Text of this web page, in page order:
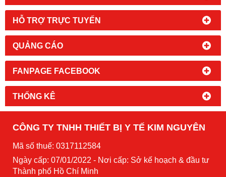
HỖ TRỢ TRỰC TUYẾN
QUẢNG CÁO
FANPAGE FACEBOOK
THỐNG KÊ
CÔNG TY TNHH THIẾT BỊ Y TẾ KIM NGUYÊN
Mã số thuế: 0317112584
Ngày cấp: 07/01/2022 - Nơi cấp: Sở kế hoạch & đầu tư
Thành phố Hồ Chí Minh